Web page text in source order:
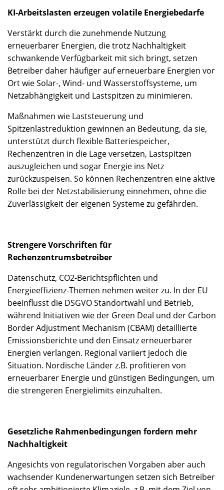
KI-Arbeitslasten erzeugen volatile Energiebedarfe
Verstärkt durch die zunehmende Nutzung
erneuerbarer Energien, die trotz Nachhaltigkeit
schwankende Verfügbarkeit mit sich bringt, setzen
Betreiber daher häufiger auf erneuerbare Energien vor
Ort wie Solar-, Wind- und Wasserstoffsysteme, um
Netzabhängigkeit und Lastspitzen zu minimieren.
Maßnahmen wie Laststeuerung und
Spitzenlastreduktion gewinnen an Bedeutung, da sie,
unterstützt durch flexible Batteriespeicher,
Rechenzentren in die Lage versetzen, Lastspitzen
auszugleichen und sogar Energie ins Netz
zurückzuspeisen. So können Rechenzentren eine aktive
Rolle bei der Netzstabilisierung einnehmen, ohne die
Zuverlässigkeit der eigenen Systeme zu gefährden.
Strengere Vorschriften für
Rechenzentrumsbetreiber
Datenschutz, CO2-Berichtspflichten und
Energieeffizienz-Themen nehmen weiter zu. In der EU
beeinflusst die DSGVO Standortwahl und Betrieb,
während Initiativen wie der Green Deal und der Carbon
Border Adjustment Mechanism (CBAM) detaillierte
Emissionsberichte und den Einsatz erneuerbarer
Energien verlangen. Regional variiert jedoch die
Situation. Nordische Länder z.B. profitieren von
erneuerbarer Energie und günstigen Bedingungen, um
die strengeren Energielimits einzuhalten.
Gesetzliche Rahmenbedingungen fordern mehr
Nachhaltigkeit
Angesichts von regulatorischen Vorgaben aber auch
wachsender Kundenerwartungen setzen sich Betreiber